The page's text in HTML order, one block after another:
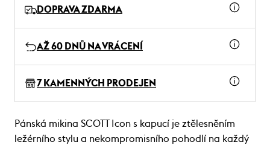
DOPRAVA ZDARMA
AŽ 60 DNŮ NA VRÁCENÍ
7 KAMENNÝCH PRODEJEN
Pánská mikina SCOTT Icon s kapucí je ztělesněním
ležérního stylu a nekompromisního pohodlí na každý